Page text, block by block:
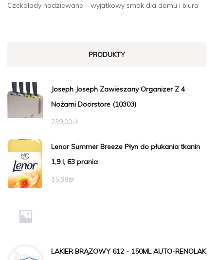
Czekolady nadziewane – wyjątkowy smak dla domu i biura
PRODUKTY
Joseph Joseph Zawieszany Organizer Z 4
Nożami Doorstore (10303)
239,00zł
Lenor Summer Breeze Płyn do płukania tkanin
1,9 l, 63 prania
15,98zł
LAKIER BRĄZOWY 612 - 150ML AUTO-RENOLAK